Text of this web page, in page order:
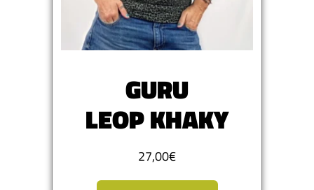
GURU
LEOP KHAKY
27,00€